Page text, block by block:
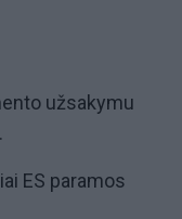
užsakymu
ES paramos